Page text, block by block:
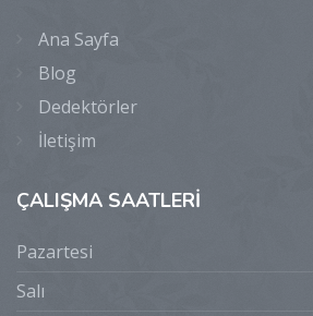
Ana Sayfa
Blog
Dedektörler
İletişim
ÇALIŞMA SAATLERİ
Pazartesi
Salı